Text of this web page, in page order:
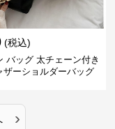
(税込)
バッグ 太チェーン付き
ザーショルダーバッグ
›